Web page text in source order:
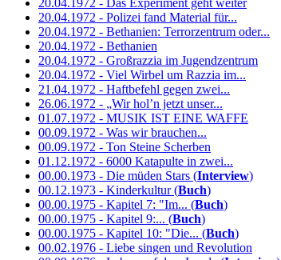
20.04.1972 - Polizei fand Material für...
20.04.1972 - Bethanien: Terrorzentrum oder...
20.04.1972 - Bethanien
20.04.1972 - Großrazzia im Jugendzentrum
20.04.1972 - Viel Wirbel um Razzia im...
21.04.1972 - Haftbefehl gegen zwei...
26.06.1972 - „Wir hol’n jetzt unser...
01.07.1972 - MUSIK IST EINE WAFFE
00.09.1972 - Was wir brauchen...
00.09.1972 - Ton Steine Scherben
01.12.1972 - 6000 Katapulte in zwei...
00.00.1973 - Die müden Stars (Interview)
00.12.1973 - Kinderkultur (Buch)
00.00.1975 - Kapitel 7: "Im... (Buch)
00.00.1975 - Kapitel 9:... (Buch)
00.00.1975 - Kapitel 10: "Die... (Buch)
00.02.1976 - Liebe singen und Revolution